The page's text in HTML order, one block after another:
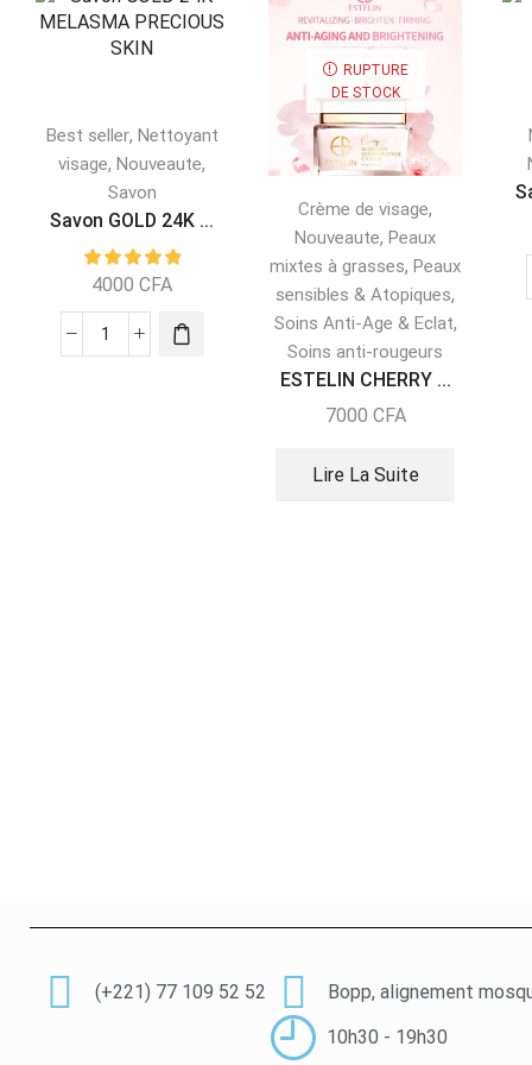
Best seller, Nettoyant
visage,Nouveaute,
Savon
Savon GOLD 24K ...
4000CFA
RUPTURE
DE STOCK
Crème de visage,
Nouveaute,Peaux
mixtes à grasses,Peaux
sensibles & Atopiques,
Soins Anti-Age & Eclat,
Soins anti-rougeurs
ESTELIN CHERRY ...
7000 CFA
Lire La Suite
(+221) 77 109 52 52
Bopp, alignement
10h30 - 19h30